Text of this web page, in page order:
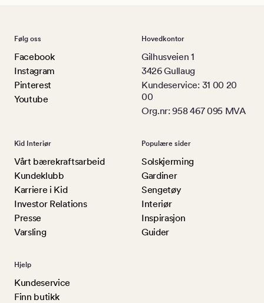
Følg oss
Facebook
Instagram
Pinterest
Youtube
Hovedkontor
Gilhusveien 1
3426 Gullaug
Kundeservice: 31 00 20
00
Org.nr: 958 467 095 MVA
Kid Interiør
Vårt bærekraftsarbeid
Kundeklubb
Karriere i Kid
Investor Relations
Presse
Varsling
Populære sider
Solskjerming
Gardiner
Sengetøy
Interiør
Inspirasjon
Guider
Hjelp
Kundeservice
Finn butikk